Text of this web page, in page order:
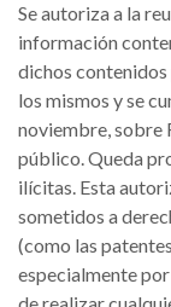
Se autoriza a la
información
dichos
los mismos y se
noviembre, sobre
público. Queda
ilícitas. Esta
sometidos a
(como las
especialmente